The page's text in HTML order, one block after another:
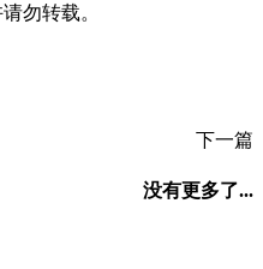
勿转载。
下一篇
没有更多了...